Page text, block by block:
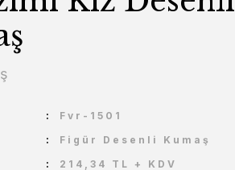
Fvr-1501
Figür Desenli Kumaş
214,34 TL + KDV